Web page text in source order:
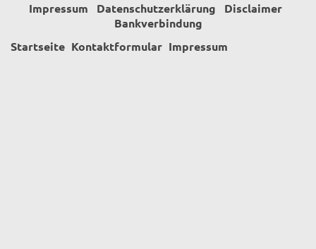
Impressum Datenschutzerklärung
Disclaimer
Bankverbindung
Startseite Kontaktformular Impressum